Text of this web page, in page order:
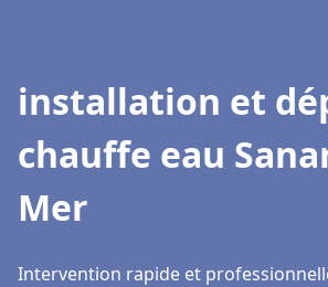
installation et
chauffe eau
Mer
Intervention rapide et